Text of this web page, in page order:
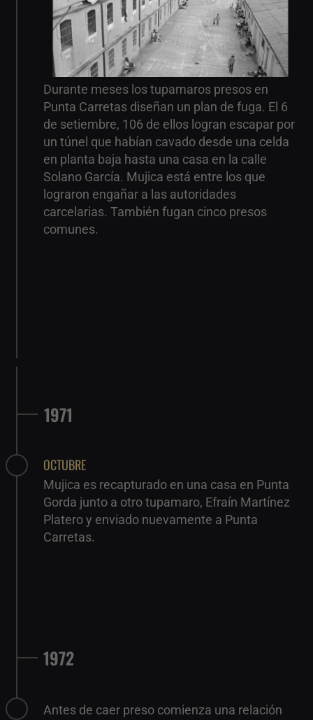
Durante meses los tupamaros presos en
Punta Carretas diseñan un plan de fuga. El 6
de setiembre, 106 de ellos logran escapar por
un túnel que habían cavado desde una celda
en planta baja hasta una casa en la calle
Solano García. Mujica está entre los que
lograron engañar a las autoridades
carcelarias. También fugan cinco presos
comunes.
1971
OCTUBRE
Mujica es recapturado en una casa en Punta
Gorda junto a otro tupamaro, Efraín Martínez
Platero y enviado nuevamente a Punta
Carretas.
1972
Antes de caer preso comienza una relación